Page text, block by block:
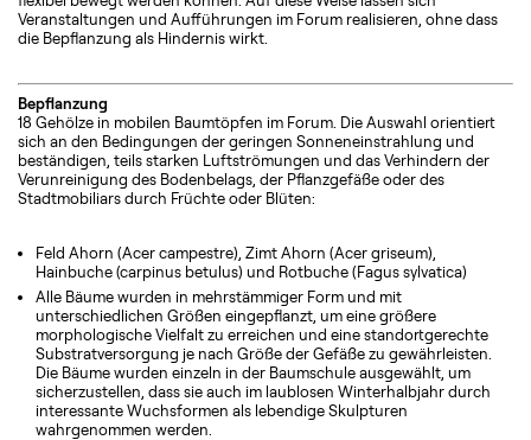
Veranstaltungen und Aufführungen im Forum realisieren, ohne dass
die Bepflanzung als Hindernis wirkt.
Bepflanzung
18 Gehölze in mobilen Baumtöpfen im Forum. Die Auswahl orientiert
sich an den Bedingungen der geringen Sonneneinstrahlung und
beständigen, teils starken Luftströmungen und das Verhindern der
Verunreinigung des Bodenbelags, der Pflanzgefäße oder des
Stadtmobiliars durch Früchte oder Blüten:
Feld Ahorn (Acer campestre), Zimt Ahorn (Acer griseum),
Hainbuche (carpinus betulus) und Rotbuche (Fagus sylvatica)
Alle Bäume wurden in mehrstämmiger Form und mit
unterschiedlichen Größen eingepflanzt, um eine größere
morphologische Vielfalt zu erreichen und eine standortgerechte
Substratversorgung je nach Größe der Gefäße zu gewährleisten.
Die Bäume wurden einzeln in der Baumschule ausgewählt, um
sicherzustellen, dass sie auch im laublosen Winterhalbjahr durch
interessante Wuchsformen als lebendige Skulpturen
wahrgenommen werden.